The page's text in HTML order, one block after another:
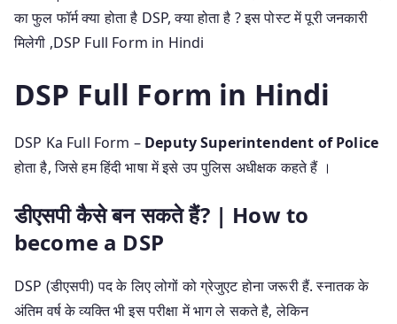
का फुल फॉर्म क्या होता है DSP, क्या होता है ? इस पोस्ट में पूरी जनकारी
मिलेगी ,DSP Full Form in Hindi
DSP Full Form in Hindi
DSP Ka Full Form – Deputy Superintendent of Police
होता है, जिसे हम हिंदी भाषा में इसे उप पुलिस अधीक्षक कहते हैं ।
डीएसपी कैसे बन सकते हैं? | How to
become a DSP
DSP (डीएसपी) पद के लिए लोगों को ग्रेजुएट होना जरूरी हैं. स्नातक के
अंतिम वर्ष के व्यक्ति भी इस परीक्षा में भाग ले सकते है, लेकिन